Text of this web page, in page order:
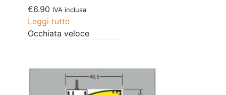
€6.90 IVA inclusa
Leggi tutto
Occhiata veloce